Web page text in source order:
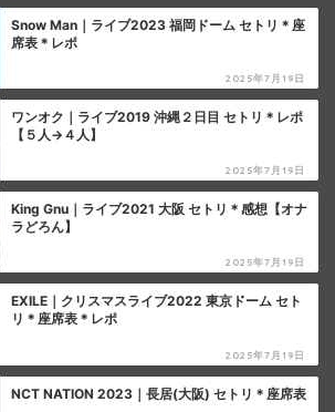
Snow Man｜ライブ2023 福岡ドーム セトリ＊座
席表＊レポ
2025年7月19日
ワンオク｜ライブ2019 沖縄２日目 セトリ＊レポ
【５人→４人】
2025年7月19日
King Gnu｜ライブ2021 大阪 セトリ＊感想【オナ
ラどろん】
2025年7月19日
EXILE｜クリスマスライブ2022 東京ドーム セト
リ＊座席表＊レポ
2025年7月19日
NCT NATION 2023｜長居(大阪) セトリ＊座席表